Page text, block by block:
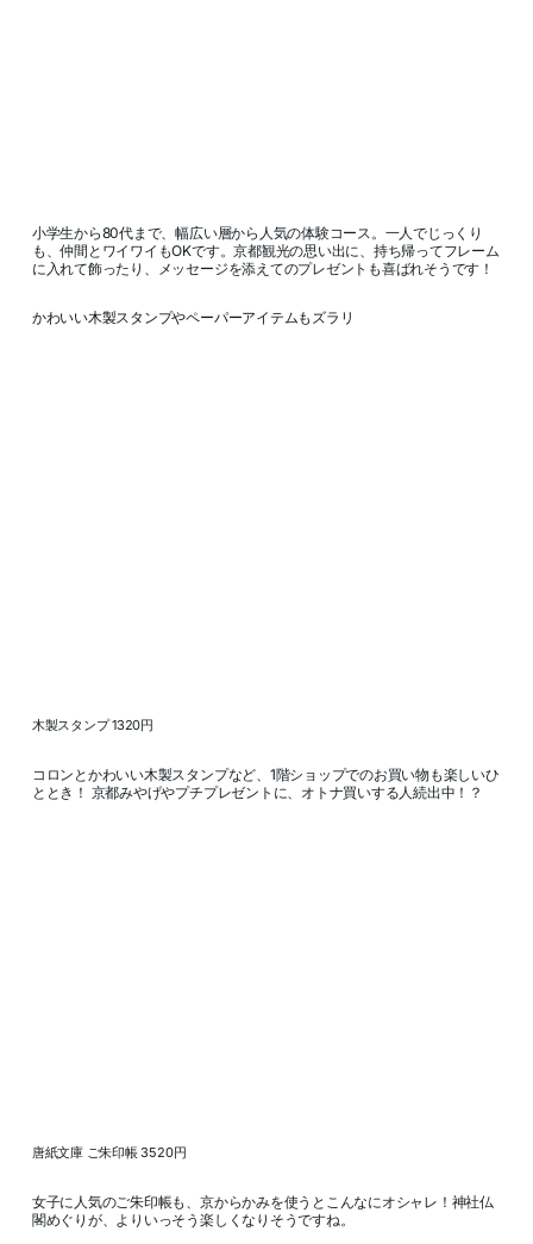
小学生から80代まで、幅広い層から人気の体験コース。一人でじっくり
も、仲間とワイワイもOKです。京都観光の思い出に、持ち帰ってフレーム
に入れて飾ったり、メッセージを添えてのプレゼントも喜ばれそうです！
かわいい木製スタンプやペーパーアイテムもズラリ
木製スタンプ 1320円
コロンとかわいい木製スタンプなど、1階ショップでのお買い物も楽しいひ
ととき！ 京都みやげやプチプレゼントに、オトナ買いする人続出中！？
唐紙文庫 ご朱印帳 3520円
女子に人気のご朱印帳も、京からかみを使うとこんなにオシャレ！神社仏
閣めぐりが、よりいっそう楽しくなりそうですね。